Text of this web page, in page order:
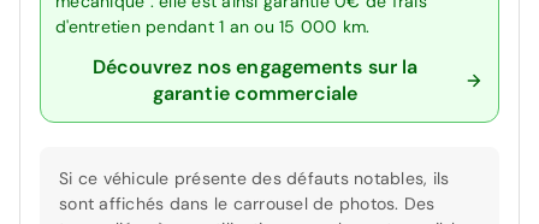
d'entretien pendant 1 an ou 15 000 km.
Découvrez nos engagements sur la
garantie commerciale
Si ce véhicule présente des défauts notables, ils
sont affichés dans le carrousel de photos. Des